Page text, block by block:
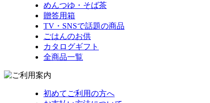
めんつゆ・そば茶
贈答用箱
TV・SNSで話題の商品
ごはんのお供
カタログギフト
全商品一覧
初めてご利用の方へ